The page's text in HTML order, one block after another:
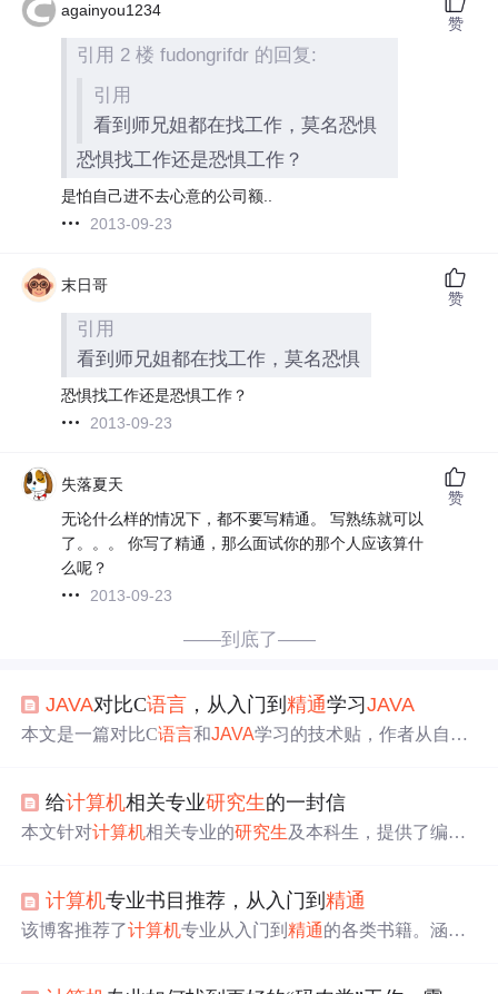
againyou1234
引用 2 楼 fudongrifdr 的回复:
引用
看到师兄姐都在找工作，莫名恐惧
恐惧找工作还是恐惧工作？
是怕自己进不去心意的公司额..
2013-09-23
赞
末日哥
引用
看到师兄姐都在找工作，莫名恐惧
恐惧找工作还是恐惧工作？
2013-09-23
赞
失落夏天
无论什么样的情况下，都不要写精通。 写熟练就可以
了。。。 你写了精通，那么面试你的那个人应该算什
么呢？
2013-09-23
赞
——到底了——
JAVA对比C语言 ，从入门到精通学习JAVA
本文是一篇对比C语言和JAVA学习的技术贴，作者从自己
过程特性形成对比。文章提到了JAVA的跨平台能力、内存
管理以及与C语言在语法上的区别，包括标识符、关键
较了两者的类、域、方法和全局变量、函数的定义和使
用。
给计算机相关专业研究生的一封信
本文针对计算机相关专业的研究生及本科生，提供了编程
计算机专业书目推荐，从入门到精通
该博客推荐了计算机专业从入门到精通的各类书籍。涵盖